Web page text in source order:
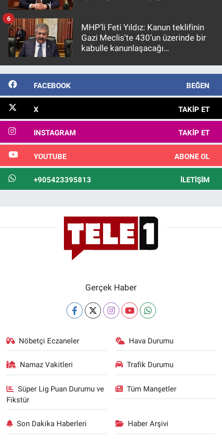
MHP’li Feti Yıldız: Kanun teklifinin
Gazi Meclis'te 430’un üzerinde bir
kabulle kanunlaşacağı
6
FACEBOOK BEĞEN
X TAKIP ET
INSTAGRAM TAKIP ET
YOUTUBE ABONE OL
+905423395813 İLETIŞIM
Gerçek Haber
Nöbetçi Eczaneler Hava Durumu
Namaz Vakitleri Trafik Durumu
Süper Lig Puan Durumu ve
Fikstür
Tüm Manşetler
Son Dakika Haberleri Haber Arşivi